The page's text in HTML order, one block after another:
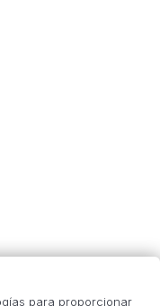
para proporcionar